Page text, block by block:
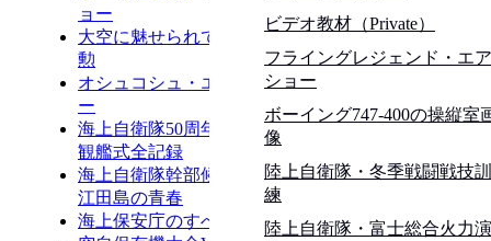
ビデオ教材（Private）
フライングレジェンド・エア
ショー
ボーイング747-400の操縦室
像
陸上自衛隊・冬季戦闘戦技訓
練
陸上自衛隊・富士総合火力演